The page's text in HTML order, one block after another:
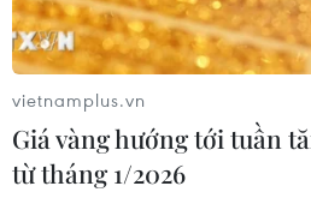
vietnamplus.vn
Giá vàng hướng tới tuần
từ tháng 1/2026